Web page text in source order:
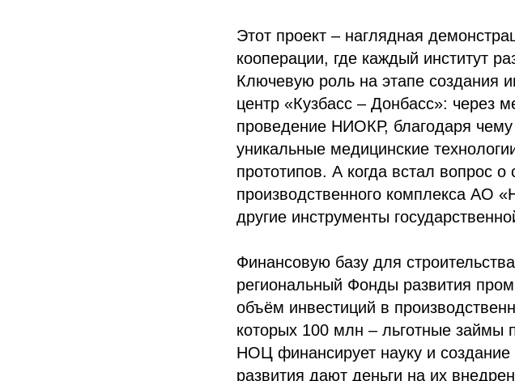
Этот проект – наглядная
кооперации, где каждый институт
Ключевую роль на этапе создания
центр «Кузбасс – Донбасс»:
проведение НИОКР, благодаря
уникальные медицинские
прототипов. А когда встал вопрос
производственного комплекса АО
другие инструменты
Финансовую базу для
региональный Фонды развития
объём инвестиций в
которых 100 млн – льготные
НОЦ финансирует науку и
развития дают деньги на их